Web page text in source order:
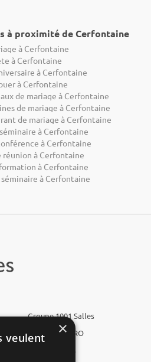
à proximité de Cerfontaine
à Cerfontaine
à Cerfontaine
à Cerfontaine
à Cerfontaine
de mariage à Cerfontaine
de mariage à Cerfontaine
de mariage à Cerfontaine
à Cerfontaine
à Cerfontaine
réunion à Cerfontaine
à Cerfontaine
à Cerfontaine
Groupe 1001 Salles
1001 Salles PRO
1001 Traiteurs
×
veulent